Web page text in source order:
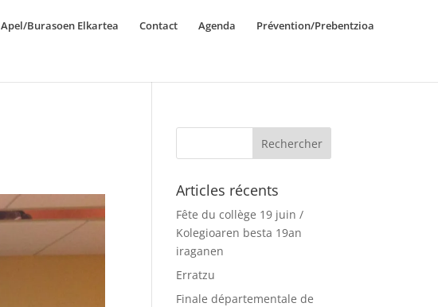
Apel/Burasoen Elkartea Contact Agenda Prévention/Prebentzioa
Articles récents
Fête du collège 19 juin /
Kolegioaren besta 19an
iraganen
Erratzu
Finale départementale de